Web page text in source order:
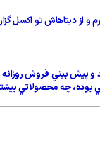
از ديتاهاش تو اكسل
ميشد و پيش بيني فروش
بوده، چه محصولاتي